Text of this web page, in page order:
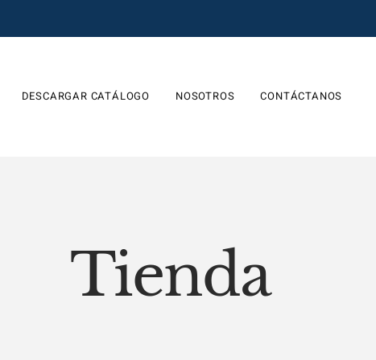
DESCARGAR CATÁLOGO NOSOTROS CONTÁCTANOS
Tienda